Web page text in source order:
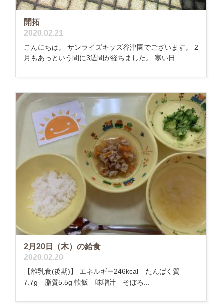
開拓
2020.02.21
こんにちは。 サンライズキッズ谷津園でございます。 2
月もあっという間に3週間が経ちました。 寒い日...
2月20日（木）の給食
2020.02.20
【離乳食(後期)】 エネルギー246kcal たんぱく質
7.7g 脂質5.5g 軟飯 味噌汁 そぼろ...